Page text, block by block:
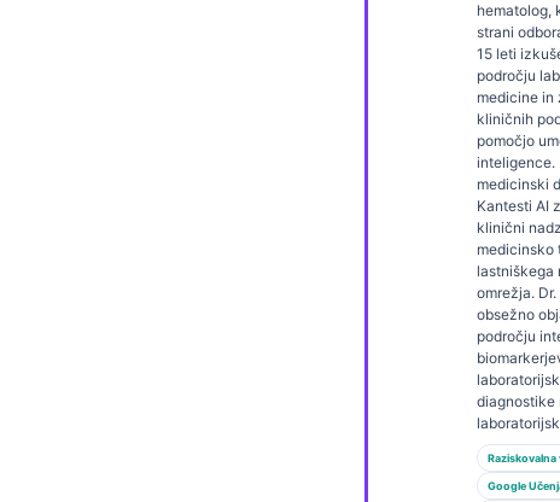
hematolog,
strani
15 leti
področju
medicine in
kliničnih
pomočjo
inteligence.
medicinski
Kantesti AI
klinični
medicinsko
lastniškega
omrežja.
obsežno
področju
diagnostike
Raziskovalna
Google